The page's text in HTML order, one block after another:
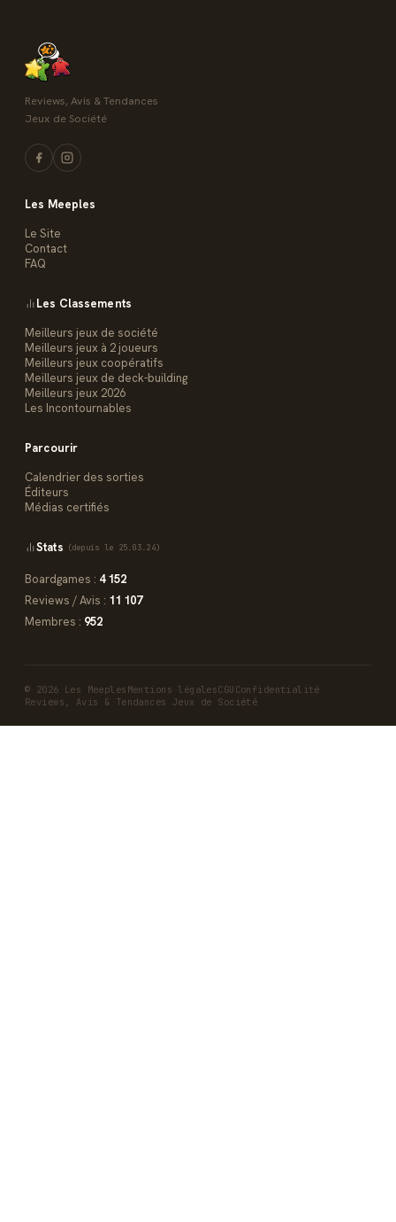
Reviews, Avis & Tendances
Jeux de Société
Les Meeples
Le Site
Contact
FAQ
Les Classements
Meilleurs jeux de société
Meilleurs jeux à 2 joueurs
Meilleurs jeux coopératifs
Meilleurs jeux de deck-building
Meilleurs jeux 2026
Les Incontournables
Parcourir
Calendrier des sorties
Éditeurs
Médias certifiés
Stats (depuis le 25.03.24)
Boardgames : 4 152
Reviews / Avis : 11 107
Membres : 952
© 2026 Les Meeples Mentions légalesCGU Confidentialité
Reviews, Avis & Tendances Jeux de Société